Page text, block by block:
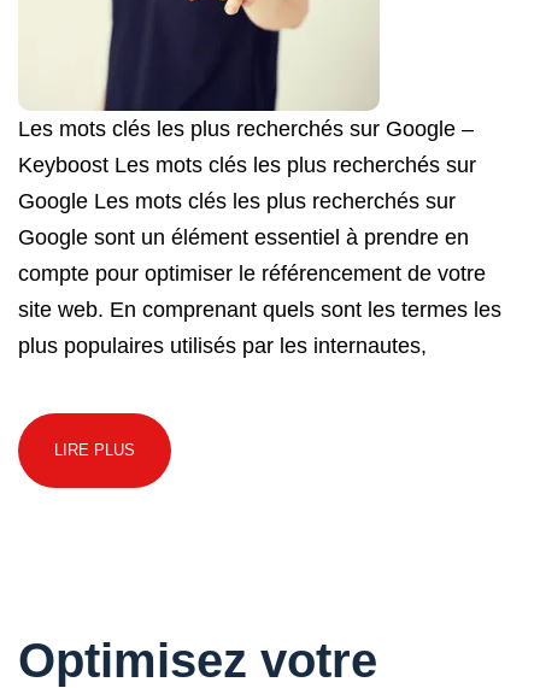
Les mots clés les plus recherchés sur Google –
Keyboost Les mots clés les plus recherchés sur
Google Les mots clés les plus recherchés sur
Google sont un élément essentiel à prendre en
compte pour optimiser le référencement de votre
site web. En comprenant quels sont les termes les
plus populaires utilisés par les internautes,
LIRE PLUS
Optimisez votre